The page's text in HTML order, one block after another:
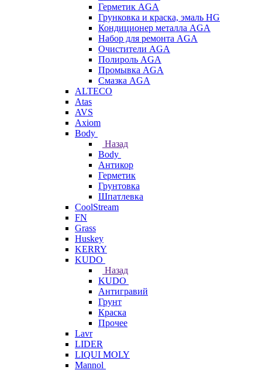
Герметик AGA
Грунковка и краска, эмаль HG
Кондиционер металла AGA
Набор для ремонта AGA
Очистители AGA
Полироль AGA
Промывка AGA
Смазка AGA
ALTECO
Atas
AVS
Axiom
Body
Назад
Body
Антикор
Герметик
Грунтовка
Шпатлевка
CoolStream
FN
Grass
Huskey
KERRY
KUDO
Назад
KUDO
Антигравий
Грунт
Краска
Прочее
Lavr
LIDER
LIQUI MOLY
Mannol